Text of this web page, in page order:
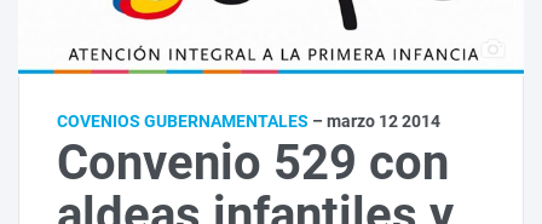
COVENIOS GUBERNAMENTALES – marzo 12 2014
Convenio 529 con